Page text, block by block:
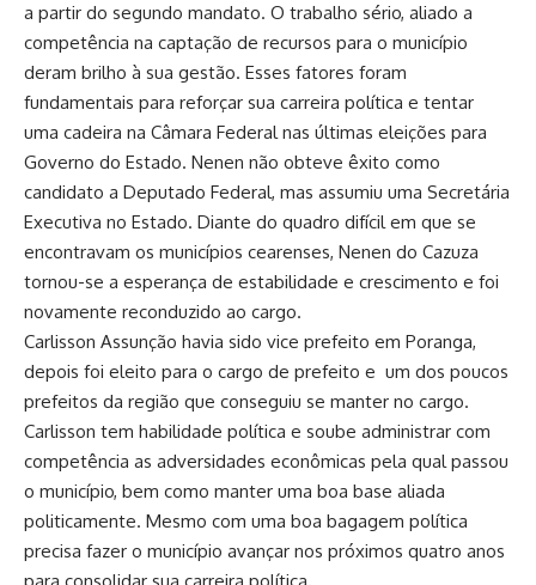
a partir do segundo mandato. O trabalho sério, aliado a
competência na captação de recursos para o município
deram brilho à sua gestão. Esses fatores foram
fundamentais para reforçar sua carreira política e tentar
uma cadeira na Câmara Federal nas últimas eleições para
Governo do Estado. Nenen não obteve êxito como
candidato a Deputado Federal, mas assumiu uma Secretária
Executiva no Estado. Diante do quadro difícil em que se
encontravam os municípios cearenses, Nenen do Cazuza
tornou-se a esperança de estabilidade e crescimento e foi
novamente reconduzido ao cargo.
Carlisson Assunção havia sido vice prefeito em Poranga,
depois foi eleito para o cargo de prefeito e um dos poucos
prefeitos da região que conseguiu se manter no cargo.
Carlisson tem habilidade política e soube administrar com
competência as adversidades econômicas pela qual passou
o município, bem como manter uma boa base aliada
politicamente. Mesmo com uma boa bagagem política
precisa fazer o município avançar nos próximos quatro anos